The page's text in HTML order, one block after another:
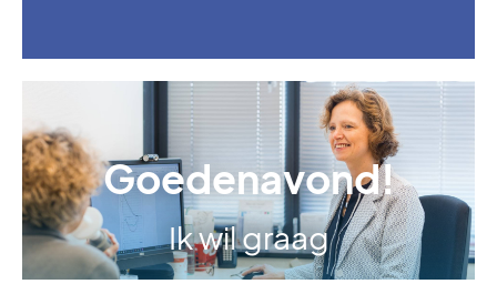
Goedenavond!
Ik wil graag